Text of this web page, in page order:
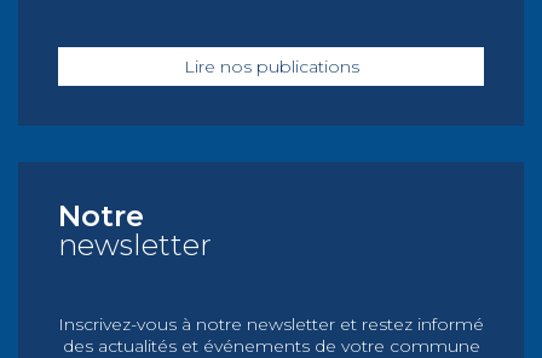
Lire nos publications
Notre
newsletter
Inscrivez-vous à notre newsletter et restez informé
des actualités et événements de votre commune